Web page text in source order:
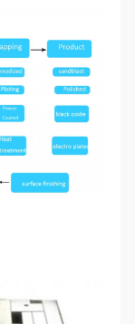
und Gummi,
Formenbau
Edelstahl,
Holz, Silikon,
Kundenwunsch
Lackieren,
Plattieren,
Polieren,
Produktions-